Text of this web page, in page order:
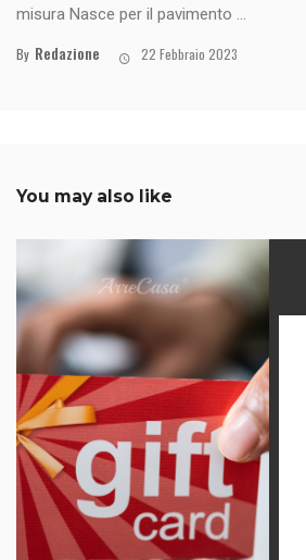
misura Nasce per il pavimento ...
By Redazione 22 Febbraio 2023
You may also like